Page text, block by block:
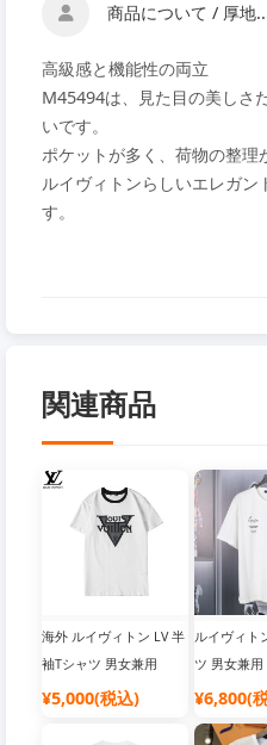
商品について / 厚地
高級感と機能性の両立
M45494は、見た目の美しさ
いです。
ポケットが多く、荷物の整理
ルイヴィトンらしいエレガン
す。
関連商品
海外 ルイヴィトン LV 半
袖Tシャツ 男女兼用
¥5,000(税込)
ルイヴィト
ツ 男女兼用
¥6,800(